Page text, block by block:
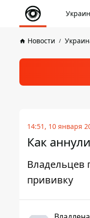
Новости
14:51, 10 января
Как
Владельцев
прививку